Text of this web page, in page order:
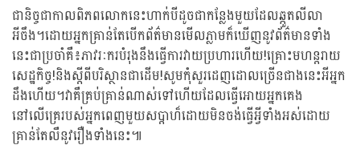
ជានិច្ចជាកាលពិភពលោកនេះហាក់បីដូចជាកន្លែងមួយដែលឆ្កួតលីលា
អីចឹង។ដោយអ្នកគ្រាន់តែបើកព័ត៌មានមើលភ្លាមក៏ឃើញនូវព័ត៌មានទាំង
នេះជាប្រចាំគឺ៖ភាវរៈករបំរុងនឹងធ្វើការវាយប្រហារហើយ!គ្រោះមហន្តរាយ
សេដ្ឋកិច្ច!និងស្តីពីបរិស្ថានជាដើម!សូមកុំសួរដេញដោលច្រើនជាងនេះអីអ្នក
ដឹងហើយ។វាគឺគ្រប់គ្រាន់ណាស់ទៅហើយដែលធ្វើអោយអ្នកគេង
នៅលើគ្រេរបស់អ្នកពេញមួយសប្តាហ៏ដោយមិនចង់ធ្វើអ្វីទាំងអស់ដោយ
គ្រាន់តែលឺនូវរឿងទាំងនេះ៕